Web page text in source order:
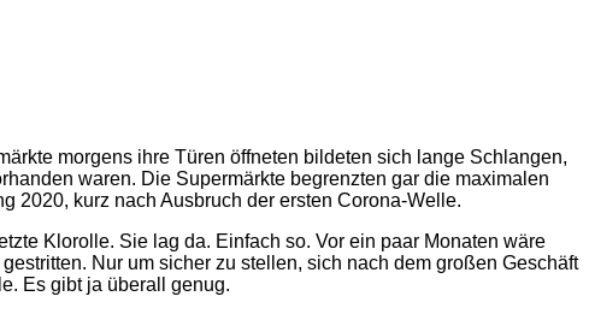
morgens ihre Türen öffneten bildeten sich lange Schlangen,
waren. Die Supermärkte begrenzten gar die maximalen
2020, kurz nach Ausbruch der ersten Corona-Welle.
Klorolle. Sie lag da. Einfach so. Vor ein paar Monaten wäre
Nur um sicher zu stellen, sich nach dem großen Geschäft
Es gibt ja überall genug.